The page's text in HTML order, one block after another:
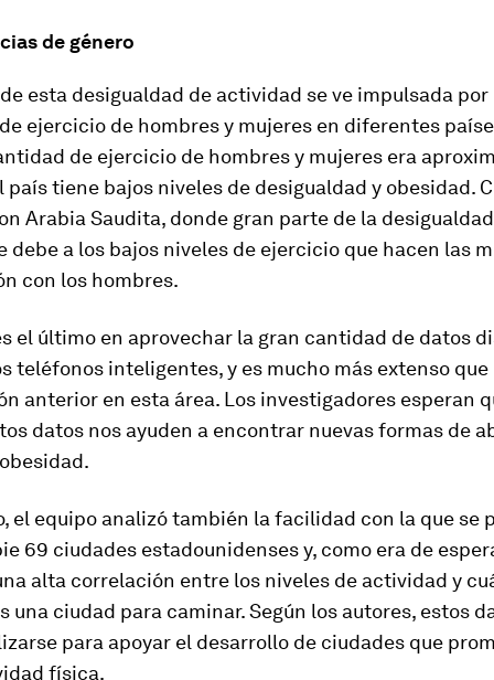
de género
esta desigualdad de actividad se ve impulsada por
ejercicio de hombres y mujeres en diferentes
de ejercicio de hombres y mujeres era
país tiene bajos niveles de desigualdad y obesidad.
Arabia Saudita, donde gran parte de la
debe a los bajos niveles de ejercicio que hacen las
con los hombres.
el último en aprovechar la gran cantidad de datos
teléfonos inteligentes, y es mucho más extenso que
anterior en esta área. Los investigadores esperan
datos nos ayuden a encontrar nuevas formas de
el equipo analizó también la facilidad con la que se
69 ciudades estadounidenses y, como era de
alta correlación entre los niveles de actividad y
una ciudad para caminar. Según los autores, estos
para apoyar el desarrollo de ciudades que
física.